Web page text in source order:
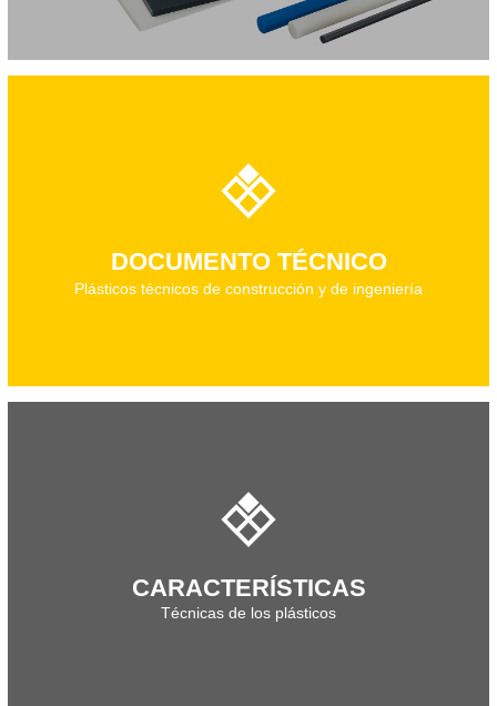
DOCUMENTO TÉCNICO
Plásticos técnicos de construcción y de ingeniería
CARACTERÍSTICAS
Técnicas de los plásticos